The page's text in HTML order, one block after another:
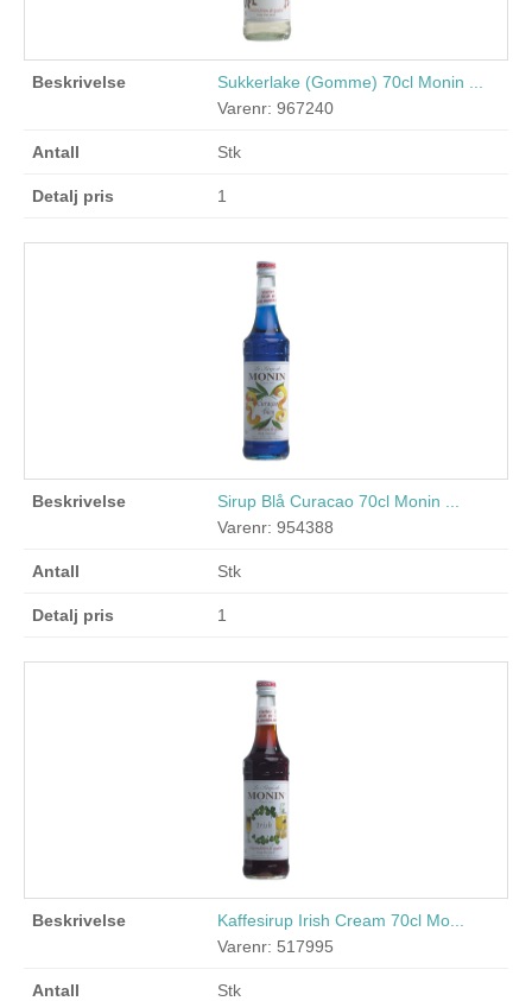
Sukkerlake (Gomme) 70cl Monin ...
Varenr: 967240
Stk
1
Sirup Blå Curacao 70cl Monin ...
Varenr: 954388
Stk
1
Kaffesirup Irish Cream 70cl Mo...
Varenr: 517995
Stk